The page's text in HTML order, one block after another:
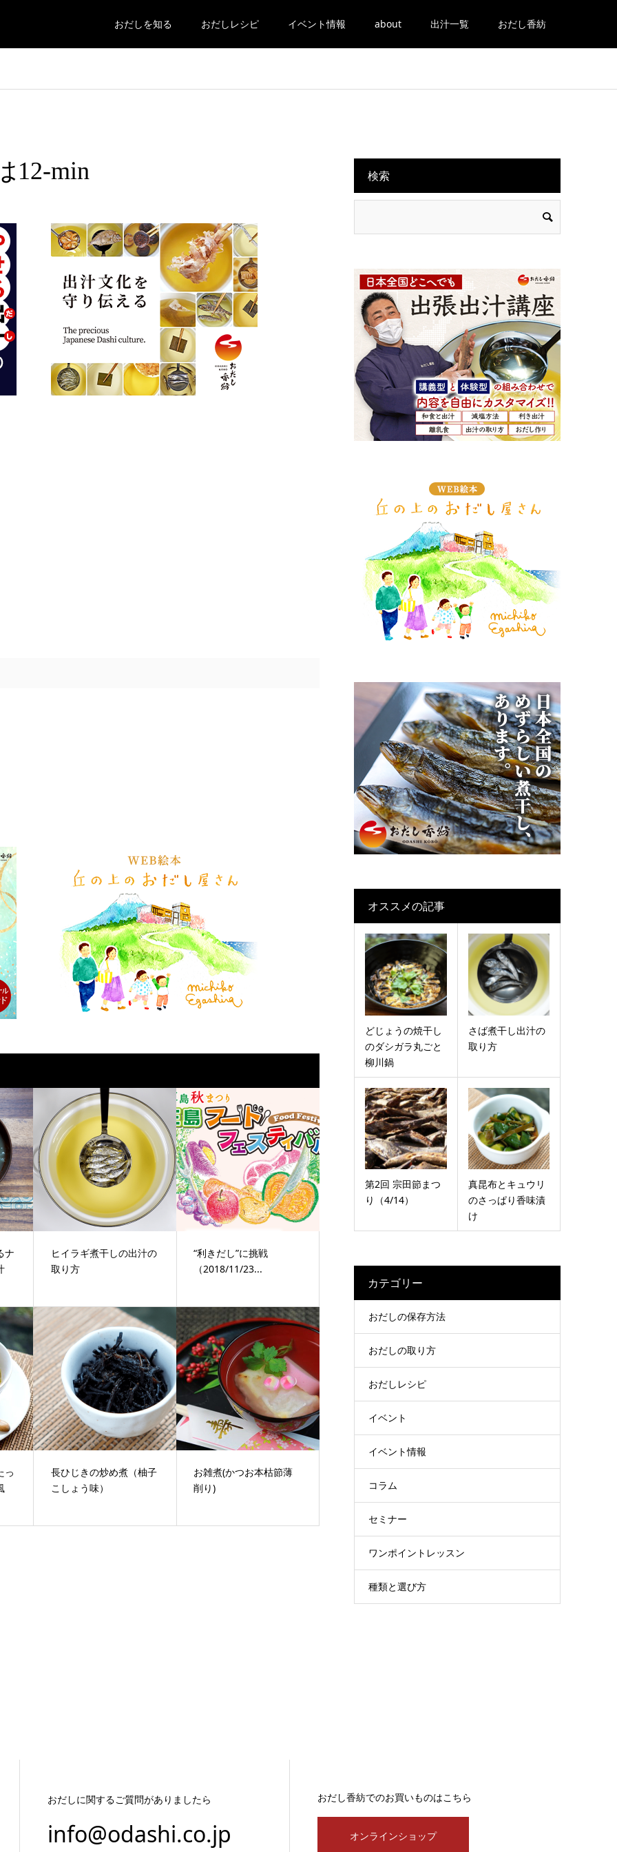
おだしを知る おだしレシピ イベント情報 about 出汁一覧 おだし香紡
12-min
ナ
ヒイラギ煮干しの出汁の
取り方
“利きだし”に挑戦
（2018/11/23...
っ
長ひじきの炒め煮（柚子
こしょう味）
お雑煮(かつお本枯節薄
削り)
検索
オススメの記事
どじょうの焼干し
のダシガラ丸ごと
柳川鍋
さば煮干し出汁の
取り方
第2回 宗田節まつ
り（4/14）
真昆布とキュウリ
のさっぱり香味漬
け
カテゴリー
おだしの保存方法
おだしの取り方
おだしレシピ
イベント
イベント情報
コラム
セミナー
ワンポイントレッスン
種類と選び方
おだしに関するご質問がありましたら
info@odashi.co.jp
おだし香紡でのお買いものはこちら
オンラインショップ